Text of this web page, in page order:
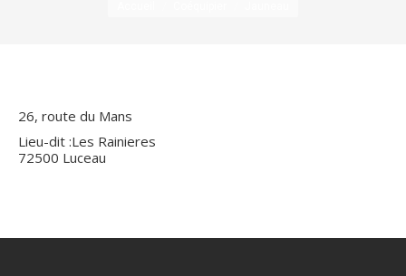
26, route du Mans
Lieu-dit :Les Rainieres
72500 Luceau